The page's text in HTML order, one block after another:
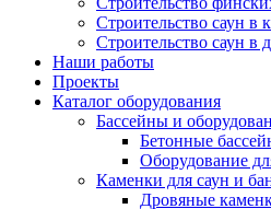
Строительство саун в
Строительство саун в
Наши работы
Проекты
Каталог оборудования
Бассейны и
Бетонные
Оборудование
Каменки для саун и
Дровяные